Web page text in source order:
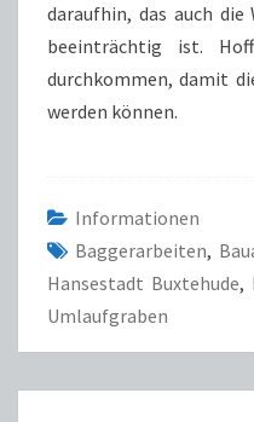
daraufhin, das auch
beeinträchtig ist.
durchkommen, damit
werden können.
Informationen
Baggerarbeiten,
Hansestadt Buxtehude,
Umlaufgraben